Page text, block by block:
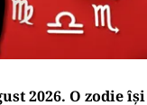
2026. O zodie